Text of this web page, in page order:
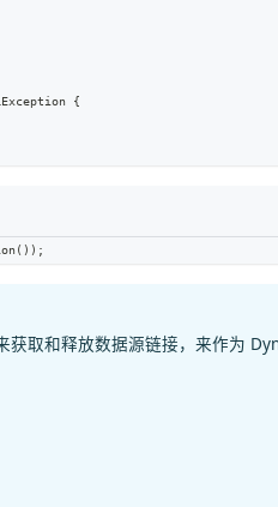
{
( ) ) ;
获取和释放数据源链接，来作为